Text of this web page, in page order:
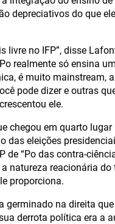
depreciativos do que
livre no IFP”, disse
realmente só ensina
é muito mainstream,
pode dizer e outras
ele.
chegou em quarto lugar
das eleições
de “Po das contra-
natureza reacionária do
proporciona.
germinado na direita
derrota política era a